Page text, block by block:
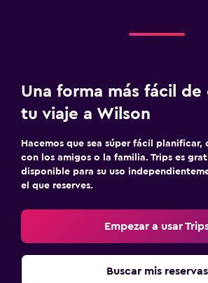
Una forma más fácil
tu viaje a Wilson
Hacemos que sea súper fácil planificar,
con los amigos o la familia. Trips es
disponible para su uso
el que reserves.
Empezar a usar
Buscar mis reservas